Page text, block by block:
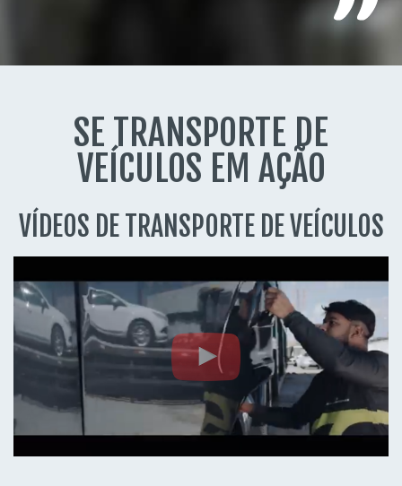
SE TRANSPORTE DE
VEÍCULOS EM AÇÃO
VÍDEOS DE TRANSPORTE DE VEÍCULOS